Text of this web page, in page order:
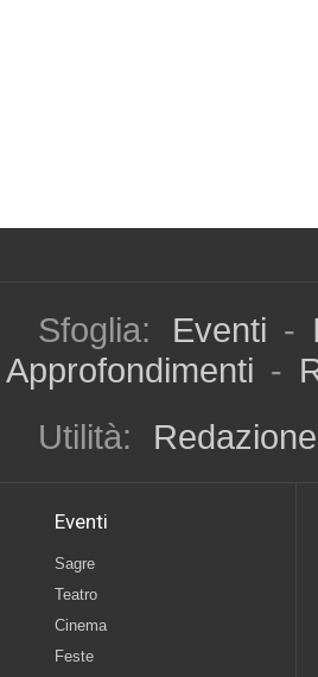
Sfoglia: Eventi -
Approfondimenti -
Utilità:
Redazione
Eventi
Sagre
Teatro
Cinema
Feste